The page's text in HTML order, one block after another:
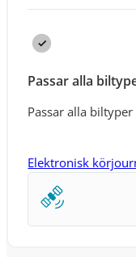
Passar alla
Passar alla
Elektronisk